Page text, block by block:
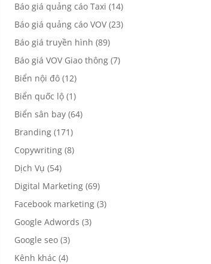
Báo giá quảng cáo Taxi (14)
Báo giá quảng cáo VOV(23)
Báo giá truyền hình (89)
Báo giá VOV Giao thông (7)
Biển nội đô (12)
Biển quốc lộ (1)
Biển sân bay (64)
Branding (171)
Copywriting (8)
Dịch Vụ (54)
Digital Marketing (69)
Facebook marketing (3)
Google Adwords (3)
Google seo (3)
Kênh khác (4)